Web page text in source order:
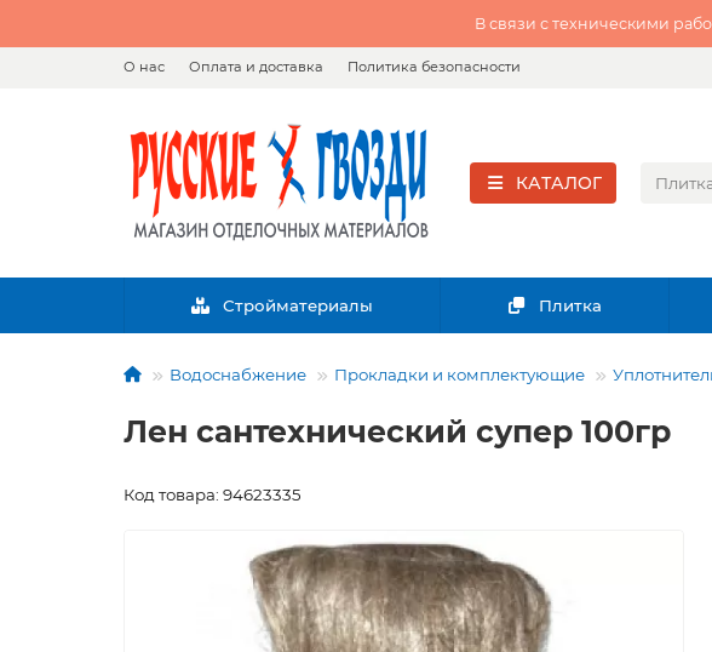
В связи с техническими
О нас Оплата и доставка Политика безопасности
КАТАЛОГ
Стройматериалы Плитка
Водоснабжение Прокладки и комплектующие
Лен сантехнический супер 100гр
Код товара: 94623335